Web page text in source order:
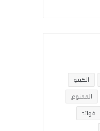
الكيتو
الممنوع
فوائد